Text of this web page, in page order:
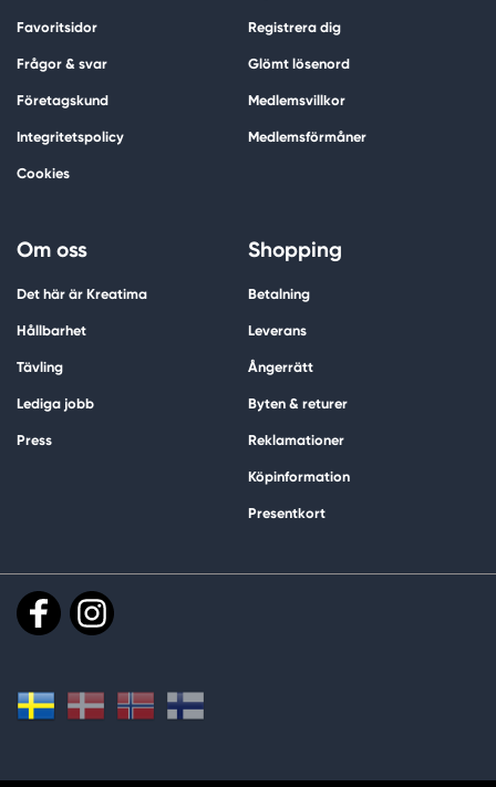
Favoritsidor
Frågor & svar
Företagskund
Integritetspolicy
Cookies
Registrera dig
Glömt lösenord
Medlemsvillkor
Medlemsförmåner
Om oss
Det här är Kreatima
Hållbarhet
Tävling
Lediga jobb
Press
Shopping
Betalning
Leverans
Ångerrätt
Byten & returer
Reklamationer
Köpinformation
Presentkort